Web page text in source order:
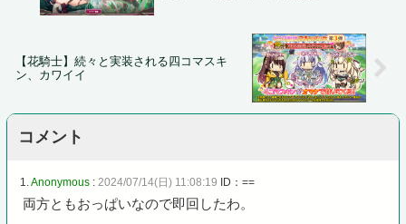
【花騎士】続々と実装される四コマスキ
ン、カワイイ
コメント
1. Anonymous : 2024/07/14(日) 11:08:19 ID：==
両方ともおっぱいなので即回したわ。